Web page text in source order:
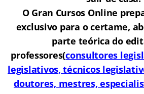
O Gran Cursos Online
exclusivo para o certame,
parte teórica do
professores(consultores
legislativos, técnicos
doutores, mestres,